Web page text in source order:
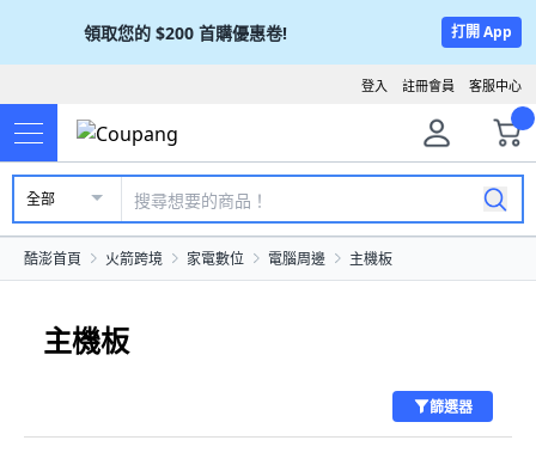
領取您的 $200 首購優惠卷! 打開 App
客服中心
註冊會員
登入
全部
酷澎首頁 火箭跨境 家電數位 電腦周邊 主機板
主機板
篩選器